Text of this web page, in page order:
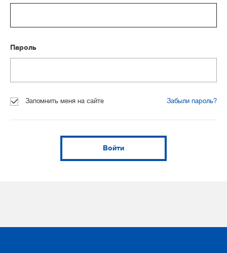
Пароль
Запомнить меня на сайте Забыли пароль?
Войти